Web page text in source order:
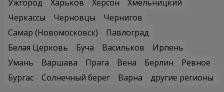
Ужгород
Харьков Херсон
Хмельницкий
Черкассы
Черновцы
Чернигов
Самар (Новомосковск)
Павлоград
Белая Церковь
Буча Васильков
Ирпень
Умань
Варшава Прага Вена Берлин
Ревное
Бургас
Солнечный берег Варна
другие регионы